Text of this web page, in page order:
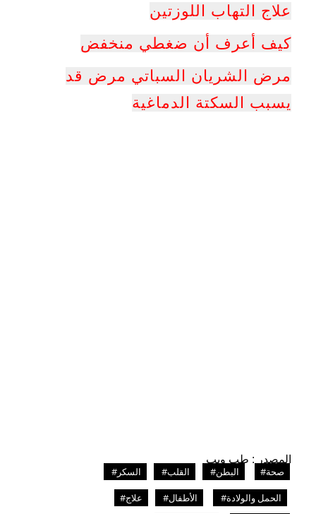
علاج التها ب اللوزتين
كيف أعرف أن ضغطي منخفض
مرض الشريان السباتي مرض قد
يسبب السكتة الدماغية
المصدر : طب ويب
صحة# البطن# القلب# السكر#
الحمل والولادة# الأطفال#
علاج#